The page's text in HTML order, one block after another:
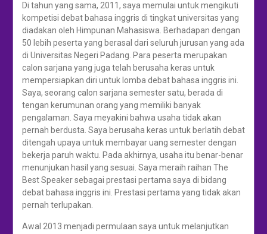
Di tahun yang sama, 2011, saya memulai untuk mengikuti
kompetisi debat bahasa inggris di tingkat universitas yang
diadakan oleh Himpunan Mahasiswa. Berhadapan dengan
50 lebih peserta yang berasal dari seluruh jurusan yang ada
di Universitas Negeri Padang. Para peserta merupakan
calon sarjana yang juga telah berusaha keras untuk
mempersiapkan diri untuk lomba debat bahasa inggris ini.
Saya, seorang calon sarjana semester satu, berada di
tengan kerumunan orang yang memiliki banyak
pengalaman. Saya meyakini bahwa usaha tidak akan
pernah berdusta. Saya berusaha keras untuk berlatih debat
ditengah upaya untuk membayar uang semester dengan
bekerja paruh waktu. Pada akhirnya, usaha itu benar-benar
menunjukan hasil yang sesuai. Saya meraih raihan The
Best Speaker sebagai prestasi pertama saya di bidang
debat bahasa inggris ini. Prestasi pertama yang tidak akan
pernah terlupakan.
Awal 2013 menjadi permulaan saya untuk melanjutkan